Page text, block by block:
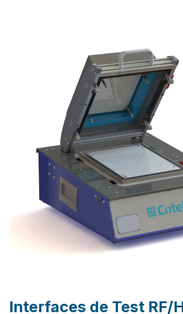
Interfaces de Test RF/